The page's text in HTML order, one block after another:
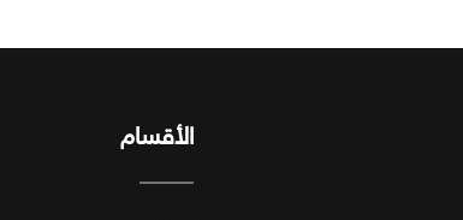
الأقسام